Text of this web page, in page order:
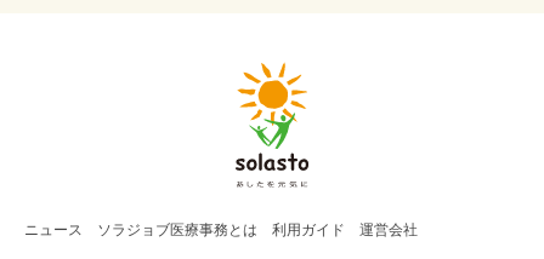
ニュース ソラジョブ医療事務 とは 利用ガイド 運営会社